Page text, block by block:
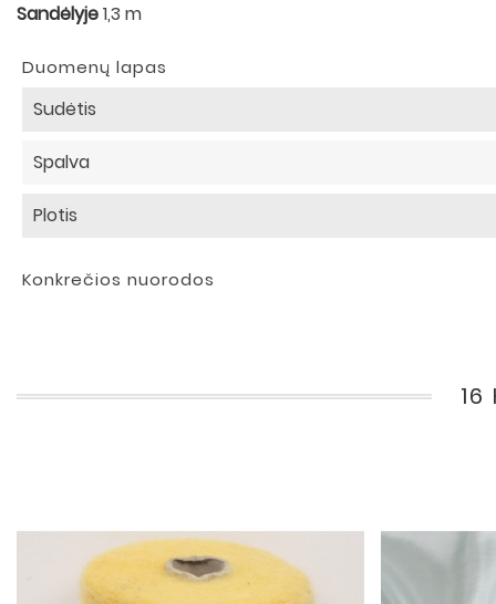
Sandėlyje1,3 m
Duomenų lapas
Sudėtis
Spalva
Plotis
Konkrečios nuorodos
16